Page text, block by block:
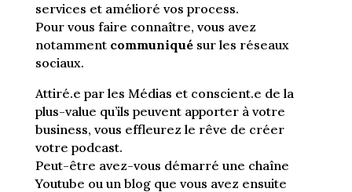
services et amélioré vos process.
Pour vous faire connaître, vous avez
notamment communiquésur les réseaux
sociaux.
Attiré.e par les Médias et conscient.e de la
plus-value qu’ils peuvent apporter à votre
business, vous effleurez le rêve de créer
votre podcast.
Peut-être avez-vous démarré une chaîne
Youtube ou un blog que vous avez ensuite